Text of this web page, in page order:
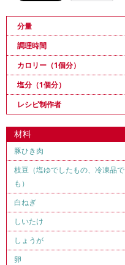
分量
調理時間
カロリー（1個分）
塩分（1個分）
レシピ制作者
材料
豚ひき肉
枝豆（塩ゆでしたもの、冷凍品で
も）
白ねぎ
しいたけ
しょうが
卵